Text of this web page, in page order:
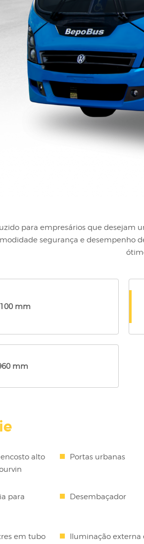
para empresários que desejam
segurança e desempenho
mm
mm
alto
Portas urbanas
para
Desembaçador
em tubo
Iluminação